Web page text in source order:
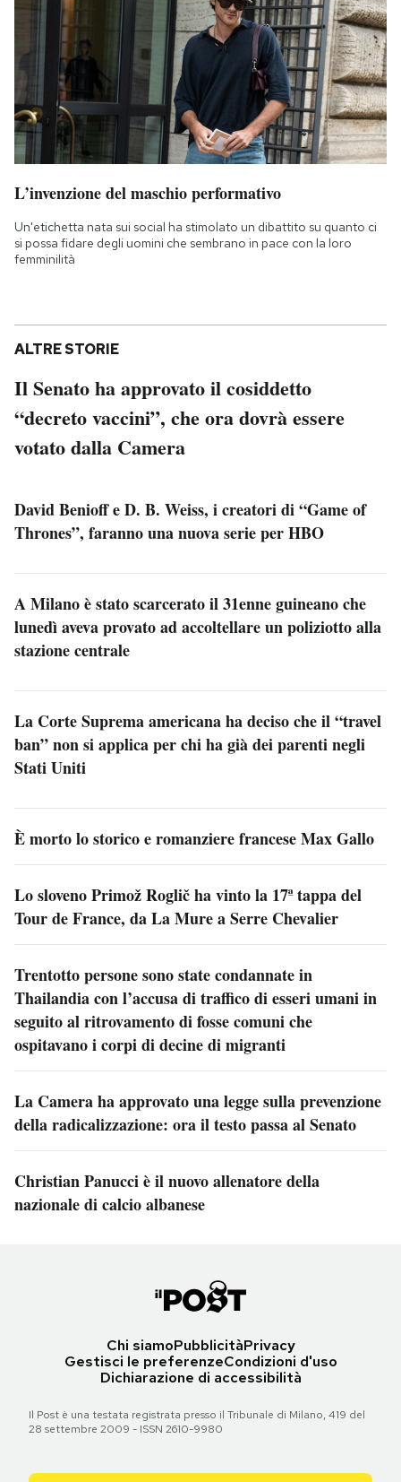
L’invenzione del maschio performativo
Un'etichetta nata sui social ha stimolato un dibattito su quanto ci
si possa fidare degli uomini che sembrano in pace con la loro
femminilità
ALTRE STORIE
Il Senato ha approvato il cosiddetto
“decreto vaccini”, che ora dovrà essere
votato dalla Camera
David Benioff e D. B. Weiss, i creatori di “Game of
Thrones”, faranno una nuova serie per HBO
A Milano è stato scarcerato il 31enne guineano che
lunedì aveva provato ad accoltellare un poliziotto alla
stazione centrale
La Corte Suprema americana ha deciso che il “travel
ban” non si applica per chi ha già dei parenti negli
Stati Uniti
È morto lo storico e romanziere francese Max Gallo
Lo sloveno Primož Roglič ha vinto la 17ª tappa del
Tour de France, da La Mure a Serre Chevalier
Trentotto persone sono state condannate in
Thailandia con l’accusa di traffico di esseri umani in
seguito al ritrovamento di fosse comuni che
ospitavano i corpi di decine di migranti
La Camera ha approvato una legge sulla prevenzione
della radicalizzazione: ora il testo passa al Senato
Christian Panucci è il nuovo allenatore della
nazionale di calcio albanese
Chi siamoPubblicitàPrivacy
Gestisci le preferenzeCondizioni d'uso
Dichiarazione di accessibilità
Il Post è una testata registrata presso il Tribunale di Milano, 419 del
28 settembre 2009 - ISSN 2610-9980